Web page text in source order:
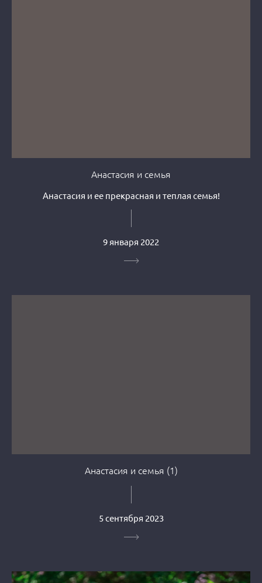
Анастасия и семья
Анастасия и ее прекрасная и теплая семья!
9 января 2022
Анастасия и семья (1)
5 сентября 2023